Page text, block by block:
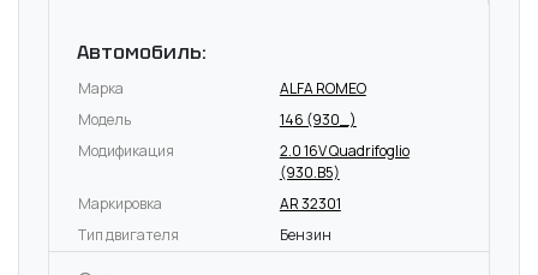
Автомобиль:
Марка
ALFA ROMEO
Модель
146 (930_)
Модификация
2.0 16V Quadrifoglio
(930.B5)
Маркировка
AR 32301
Тип двигателя
Бензин